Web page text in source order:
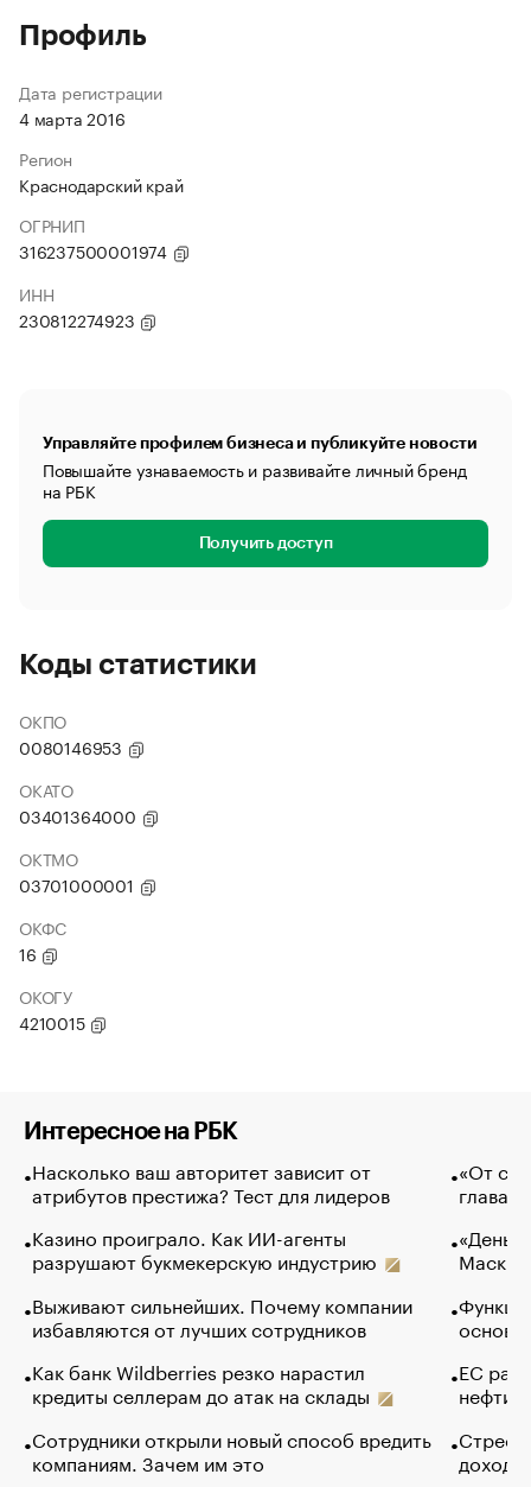
Профиль
Дата регистрации
4 марта 2016
Регион
Краснодарский край
ОГРНИП
316237500001974
ИНН
230812274923
Управляйте профилем бизнеса и публикуйте новости
Повышайте узнаваемость и развивайте личный бренд
на РБК
Получить доступ
Коды статистики
ОКПО
0080146953
ОКАТО
03401364000
ОКТМО
03701000001
ОКФС
16
ОКОГУ
4210015
Интересное на РБК
Насколько ваш авторитет зависит от
атрибутов престижа? Тест для лидеров
Казино проиграло. Как ИИ-агенты
разрушают букмекерскую индустрию
Выживают сильнейших. Почему компании
избавляются от лучших сотрудников
Как банк Wildberries резко нарастил
кредиты селлерам до атак на склады
Сотрудники открыли новый способ вредить
компаниям. Зачем им это
«От
глава
Маск в
основ
ЕС
нефти